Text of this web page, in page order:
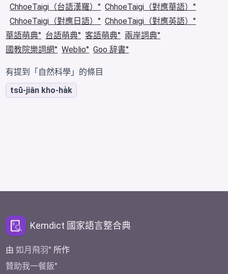
ChhoeTaigi（台語漢羅）
ChhoeTaigi（對應華語）
ChhoeTaigi（對應日語）
ChhoeTaigi（對應英語）
華語萌典
台語萌典 客語萌典
兩岸詞典
國教院樂詞網
Weblio Goo 辞書
有提到「自然科學」的條目
tsū-jiân kho-ha̍k
Kemdict 國家語言整合典
由如月飛羽 所作
贊助我一餐飯